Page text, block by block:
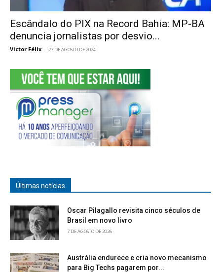
Escândalo do PIX na Record Bahia: MP-BA
denuncia jornalistas por desvio...
Victor Félix - 27 DE AGOSTO DE 2024
Últimas notícias
Oscar Pilagallo revisita cinco séculos de
Brasil em novo livro
7 DE AGOSTO DE 2026
Austrália endurece e cria novo mecanismo
para Big Techs pagarem por...